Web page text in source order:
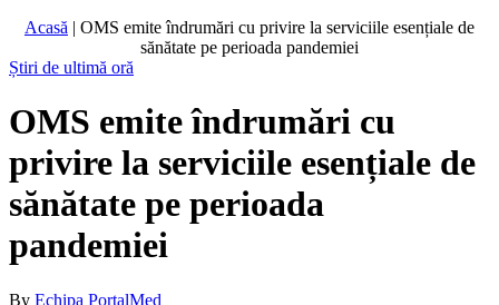
Acasă | OMS emite îndrumări cu privire la serviciile esențiale de
sănătate pe perioada pandemiei
Știri de ultimă oră
OMS emite îndrumări cu
privire la serviciile esențiale de
sănătate pe perioada
pandemiei
By Echipa PortalMed